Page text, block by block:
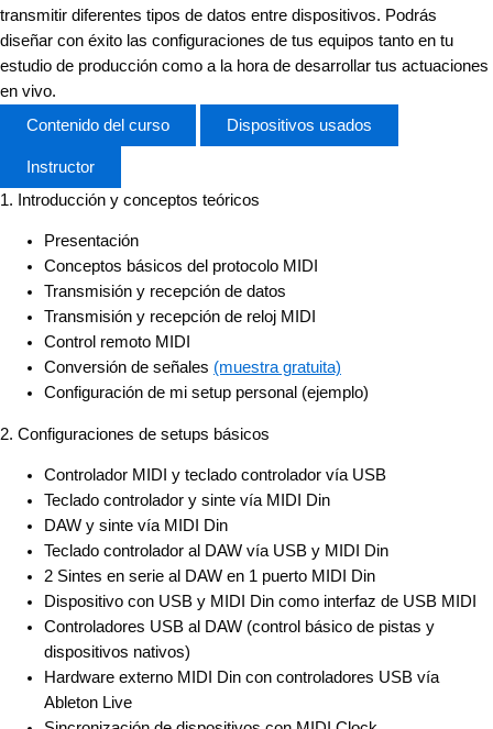
transmitir diferentes tipos de datos entre dispositivos. Podrás
diseñar con éxito las configuraciones de tus equipos tanto en tu
estudio de producción como a la hora de desarrollar tus actuaciones
en vivo.
Contenido del curso
Dispositivos usados
Instructor
1. Introducción y conceptos teóricos
Presentación
Conceptos básicos del protocolo MIDI
Transmisión y recepción de datos
Transmisión y recepción de reloj MIDI
Control remoto MIDI
Conversión de señales (muestra gratuita)
Configuración de mi setup personal (ejemplo)
2. Configuraciones de setups básicos
Controlador MIDI y teclado controlador vía USB
Teclado controlador y sinte vía MIDI Din
DAW y sinte vía MIDI Din
Teclado controlador al DAW vía USB y MIDI Din
2 Sintes en serie al DAW en 1 puerto MIDI Din
Dispositivo con USB y MIDI Din como interfaz de USB MIDI
Controladores USB al DAW (control básico de pistas y
dispositivos nativos)
Hardware externo MIDI Din con controladores USB vía
Ableton Live